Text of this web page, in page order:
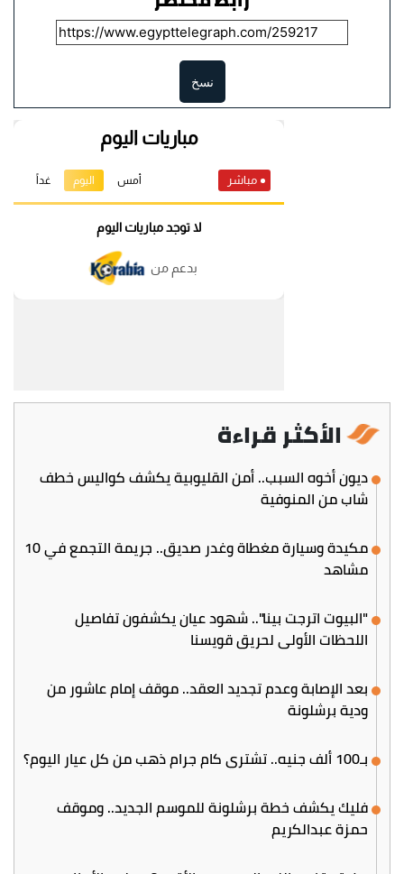
نسخ
الأكثر قراءة
ديون أخوه السبب.. أمن القليوبية يكشف كواليس خطف
شاب من المنوفية
مكيدة وسيارة مغطاة وغدر صديق.. جريمة التجمع في 10
مشاهد
"البيوت اترجت بينا".. شهود عيان يكشفون تفاصيل
اللحظات الأولى لحريق قويسنا
بعد الإصابة وعدم تجديد العقد.. موقف إمام عاشور من
ودية برشلونة
بـ100 ألف جنيه.. تشتري كام جرام ذهب من كل عيار اليوم؟
فليك يكشف خطة برشلونة للموسم الجديد.. وموقف
حمزة عبدالكريم